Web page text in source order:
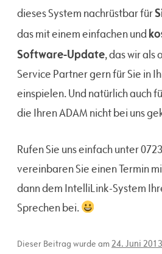
dieses System nachrüstbar für
das mit einem einfachen und
Software-Update, das wir als
Service Partner gern für Sie in
einspielen. Und natürlich auch
die Ihren ADAM nicht bei uns
Rufen Sie uns einfach unter
vereinbaren Sie einen Termin
dann dem IntelliLink-System
Sprechen bei.
Dieser Beitrag wurde am 24. Juni 2013